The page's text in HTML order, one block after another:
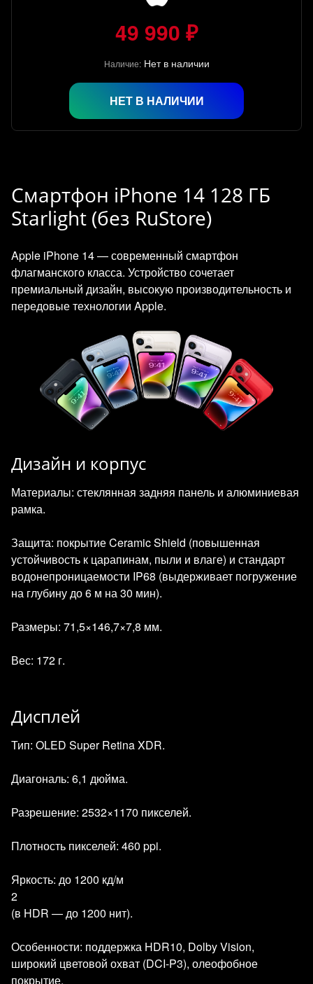
49 990 ₽
Наличие: Нет в наличии
НЕТ В НАЛИЧИИ
Смартфон iPhone 14 128 ГБ
Starlight (без RuStore)
Apple iPhone 14 — современный смартфон
флагманского класса. Устройство сочетает
премиальный дизайн, высокую производительность и
передовые технологии Apple.
Дизайн и корпус
Материалы: стеклянная задняя панель и алюминиевая
рамка.
Защита: покрытие Ceramic Shield (повышенная
устойчивость к царапинам, пыли и влаге) и стандарт
водонепроницаемости IP68 (выдерживает погружение
на глубину до 6 м на 30 мин).
Размеры: 71,5×146,7×7,8 мм.
Вес: 172 г.
Дисплей
Тип: OLED Super Retina XDR.
Диагональ: 6,1 дюйма.
Разрешение: 2532×1170 пикселей.
Плотность пикселей: 460 ppi.
Яркость: до 1200 кд/м
2
(в HDR — до 1200 нит).
Особенности: поддержка HDR10, Dolby Vision,
широкий цветовой охват (DCI‑P3), олеофобное
покрытие.